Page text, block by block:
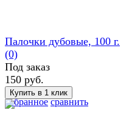
избранное сравнить
Палочки дубовые, 100 г.
(0)
Под заказ
150 руб.